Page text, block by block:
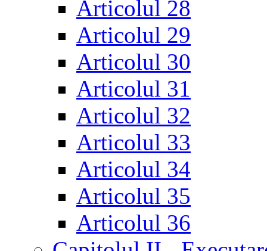
Articolul 28
Articolul 29
Articolul 30
Articolul 31
Articolul 32
Articolul 33
Articolul 34
Articolul 35
Articolul 36